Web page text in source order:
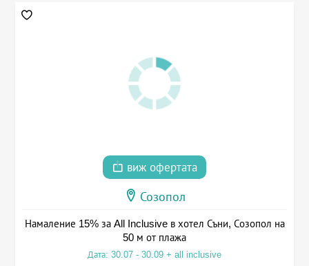
виж офертата
Созопол
Намаление 15% за All Inclusive в хотел Съни, Созопол на
50 м от плажа
Дата: 30.07 - 30.09 + all inclusive